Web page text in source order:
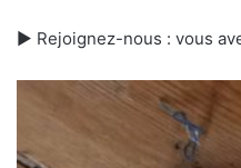
► Rejoignez-nous : vous